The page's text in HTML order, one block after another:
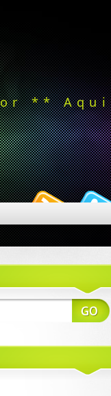
** Aqui